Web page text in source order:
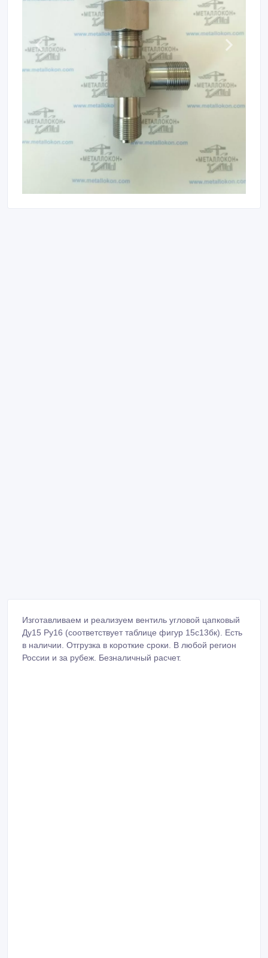
Изготавливаем и реализуем вентиль угловой цапковый
Ду15 Ру16 (соответствует таблице фигур 15с13бк). Есть
в наличии. Отгрузка в короткие сроки. В любой регион
России и за рубеж. Безналичный расчет.